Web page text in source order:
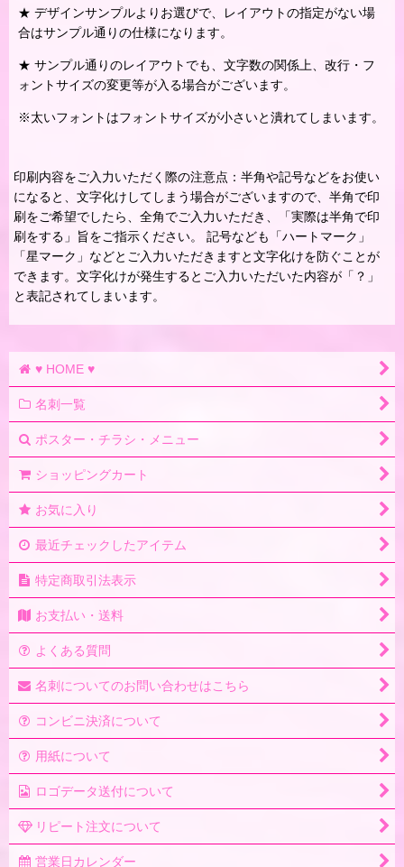
★ デザインサンプルよりお選びで、レイアウトの指定がない場
合はサンプル通りの仕様になります。
★ サンプル通りのレイアウトでも、文字数の関係上、改行・フ
ォントサイズの変更等が入る場合がございます。
※太いフォントはフォントサイズが小さいと潰れてしまいます。
印刷内容をご入力いただく際の注意点：半角や記号などをお使い
になると、文字化けしてしまう場合がございますので、半角で印
刷をご希望でしたら、全角でご入力いただき、「実際は半角で印
刷をする」旨をご指示ください。 記号なども「ハートマーク」
「星マーク」などとご入力いただきますと文字化けを防ぐことが
できます。文字化けが発生するとご入力いただいた内容が「？」
と表記されてしまいます。
♥ HOME ♥
名刺一覧
ポスター・チラシ・メニュー
ショッピングカート
お気に入り
最近チェックしたアイテム
特定商取引法表示
お支払い・送料
よくある質問
名刺についてのお問い合わせはこちら
コンビニ決済について
用紙について
ロゴデータ送付について
リピート注文について
営業日カレンダー